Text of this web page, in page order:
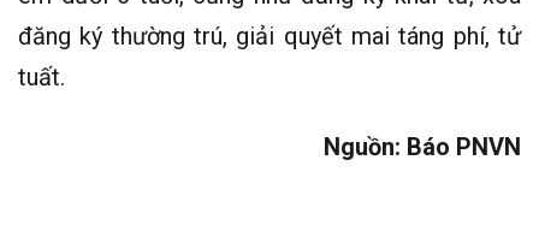
đăng ký thường trú, giải quyết mai táng phí, tử
tuất.
Nguồn: Báo PNVN